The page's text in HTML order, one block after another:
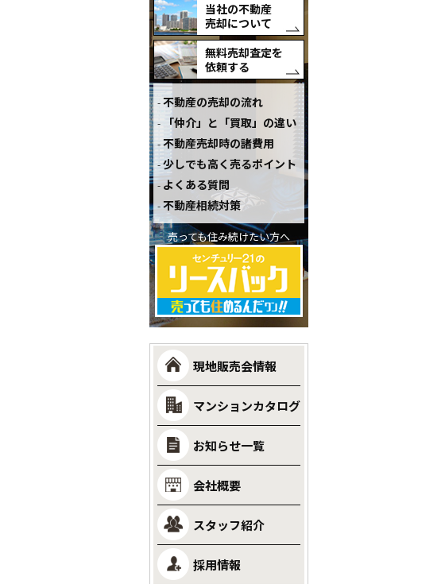
当社の不動産
売却について
無料売却査定を
依頼する
不動産の売却の流れ
「仲介」と「買取」の違い
不動産売却時の諸費用
少しでも高く売るポイント
よくある質問
不動産相続対策
売っても住み続けたい方へ
現地販売会情報
マンションカタログ
お知らせ一覧
会社概要
スタッフ紹介
採用情報